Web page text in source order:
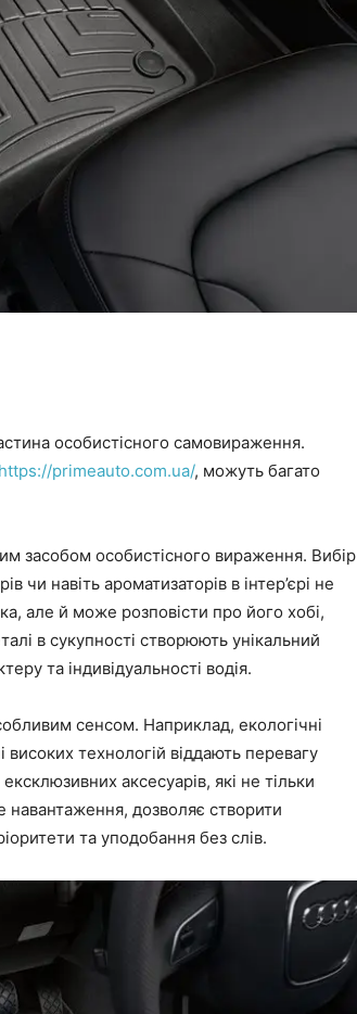
особистісного самовираження.
https://primeauto.com.ua/, можуть багато
засобом особистісного вираження. Вибір
чи навіть ароматизаторів в інтер’єрі не
але й може розповісти про його хобі,
в сукупності створюють унікальний
та індивідуальності водія.
сенсом. Наприклад, екологічні
технологій віддають перевагу
аксесуарів, які не тільки
навантаження, дозволяє створити
та уподобання без слів.